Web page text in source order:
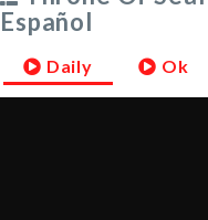
Español
Daily Ok